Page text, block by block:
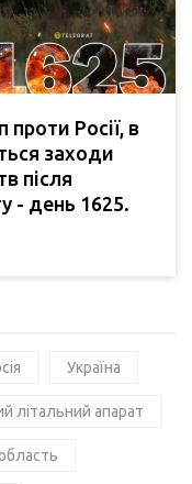
Росії, в
заходи
після
- день 1625.
Україна
літальний апарат